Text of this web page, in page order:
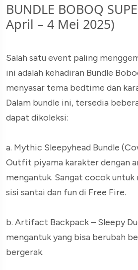
BUNDLE BOBOQ
April – 4 Mei 2025)
Salah satu event paling
ini adalah kehadiran Bundle
menyasar tema bedtime dan
Dalam bundle ini, tersedia
dapat dikoleksi:
a. Mythic Sleepyhead Bundle
Outfit piyama karakter dengan
mengantuk. Sangat cocok untuk
sisi santai dan fun di Free Fire.
b. Artifact Backpack – Sleepy
mengantuk yang bisa berubah
bergerak.